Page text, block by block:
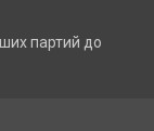
партий до